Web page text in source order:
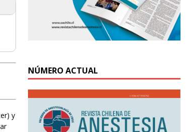
y
NÚMERO ACTUAL